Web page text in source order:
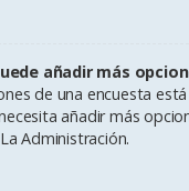
añadir más
de una encuesta
añadir más
Administración.